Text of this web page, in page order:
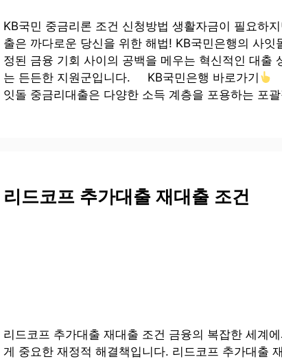
KB국민 중금리론 조건 신청방법 생활자금이 필요하
출은 까다로운 당신을 위한 해법! KB국민은행의 사
정된 금융 기회 사이의 공백을 메우는 혁신적인 대출
는 든든한 지원군입니다. KB국민은행 바로가기
잇돌 중금리대출은 다양한 소득 계층을 포용하는 포
리드코프 추가대출 재대출 조건
리드코프 추가대출 재대출 조건 금융의 복잡한 세계
게 중요한 재정적 해결책입니다. 리드코프 추가대출